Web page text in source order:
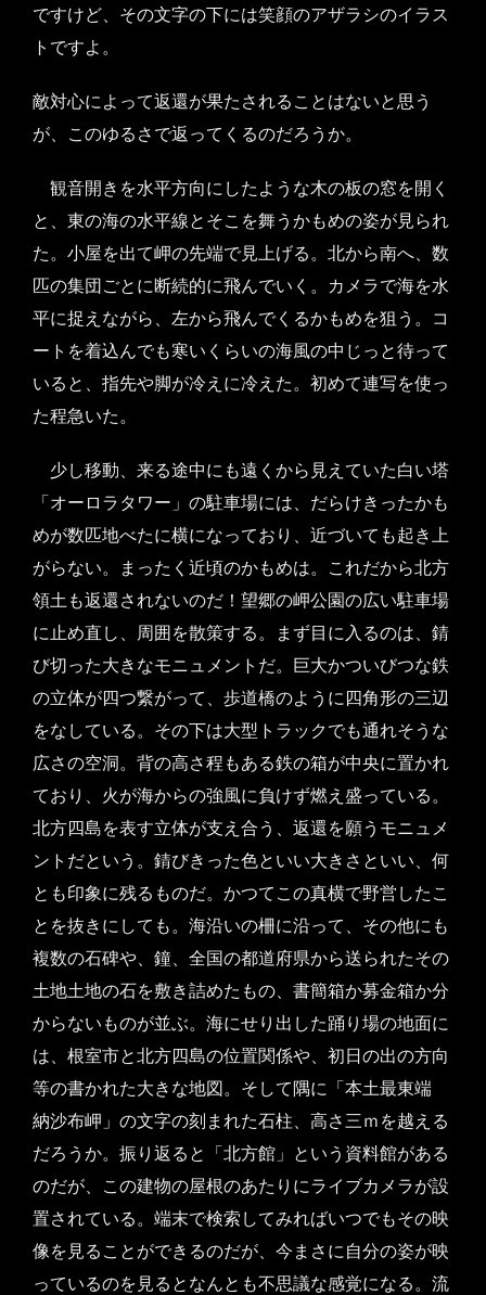
ですけど、その文字の下には笑顔のアザラシのイラス
トですよ。
敵対心によって返還が果たされることはないと思う
が、このゆるさで返ってくるのだろうか。
観音開きを水平方向にしたような木の板の窓を開く
と、東の海の水平線とそこを舞うかもめの姿が見られ
た。小屋を出て岬の先端で見上げる。北から南へ、数
匹の集団ごとに断続的に飛んでいく。カメラで海を水
平に捉えながら、左から飛んでくるかもめを狙う。コ
ートを着込んでも寒いくらいの海風の中じっと待って
いると、指先や脚が冷えに冷えた。初めて連写を使っ
た程急いた。
少し移動、来る途中にも遠くから見えていた白い塔
「オーロラタワー」の駐車場には、だらけきったかも
めが数匹地べたに横になっており、近づいても起き上
がらない。まったく近頃のかもめは。これだから北方
領土も返還されないのだ！望郷の岬公園の広い駐車場
に止め直し、周囲を散策する。まず目に入るのは、錆
び切った大きなモニュメントだ。巨大かついびつな鉄
の立体が四つ繋がって、歩道橋のように四角形の三辺
をなしている。その下は大型トラックでも通れそうな
広さの空洞。背の高さ程もある鉄の箱が中央に置かれ
ており、火が海からの強風に負けず燃え盛っている。
北方四島を表す立体が支え合う、返還を願うモニュメ
ントだという。錆びきった色といい大きさといい、何
とも印象に残るものだ。かつてこの真横で野営したこ
とを抜きにしても。海沿いの柵に沿って、その他にも
複数の石碑や、鐘、全国の都道府県から送られたその
土地土地の石を敷き詰めたもの、書簡箱か募金箱か分
からないものが並ぶ。海にせり出した踊り場の地面に
は、根室市と北方四島の位置関係や、初日の出の方向
等の書かれた大きな地図。そして隅に「本土最東端
納沙布岬」の文字の刻まれた石柱、高さ三ｍを越える
だろうか。振り返ると「北方館」という資料館がある
のだが、この建物の屋根のあたりにライブカメラが設
置されている。端末で検索してみればいつでもその映
像を見ることができるのだが、今まさに自分の姿が映
っているのを見るとなんとも不思議な感覚になる。流